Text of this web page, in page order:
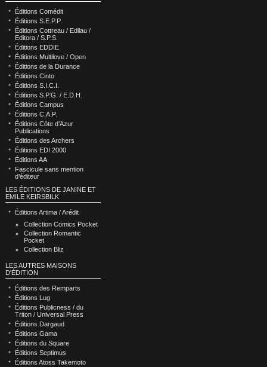
Éditions Comédit
Éditions S.E.P.P.
Éditions Cottreau / Edilau /
Editora / S.P.S.
Éditions EDDIE
Éditions Multilove / Open
Éditions de la Durance
Éditions Cinto
Éditions S.I.C.I.
Éditions S.P.G. / E.D.H.
Éditions Campus
Éditions C.A.P.
Éditions Côte d’Azur
Publications
Éditions des Archers
Éditions EDI 2000
Éditions AA
Fascicule sans mention
d’éditeur
LES ÉDITIONS DE JANINE ET
EMILE KEIRSBILK
Éditions Artima / Arédit
Collection Comics Pocket
Collection Romantic
Pocket
Collection Bliz
LES AUTRES MAISONS
D'ÉDITION
Éditions des Remparts
Éditions Lug
Éditions Publicness / du
Triton / Universal Press
Éditions Dargaud
Éditions Gama
Éditions du Square
Éditions Septimus
Éditions Atoss Takemoto